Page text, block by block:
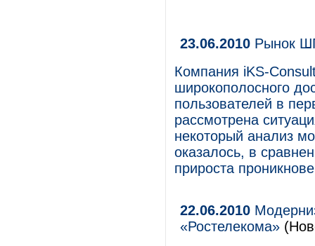
23.06.2010 Рынок
Компания iKS-
широкополосного
пользователей в
рассмотрена
некоторый анализ
оказалось, в
прироста
22.06.2010
«Ростелекома»